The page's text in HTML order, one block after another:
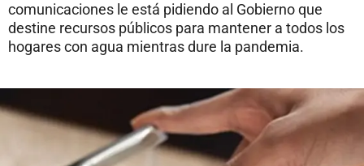
comunicaciones le está pidiendo al Gobierno que
destine recursos públicos para mantener a todos los
hogares con agua mientras dure la pandemia.